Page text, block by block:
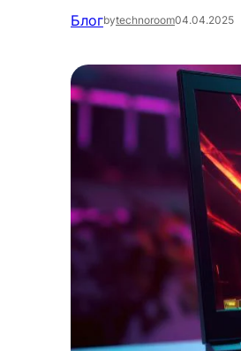
Блогbytechnoroom04.04.2025